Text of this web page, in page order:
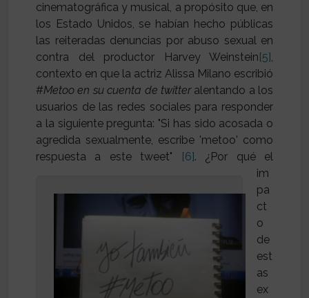
cinematográfica y musical, a propósito que, en
los Estado Unidos, se habían hecho públicas
las reiteradas denuncias por abuso sexual en
contra del productor Harvey Weinstein[5],
contexto en que la actriz Alissa Milano escribió
#Metoo en su cuenta de twitteralentando a los
usuarios de las redes sociales para responder
a la siguiente pregunta: "Si has sido acosada o
agredida sexualmente, escribe 'metoo' como
respuesta a este tweet"
[6]. ¿Por qué el
im
pa
ct
o
de
est
as
ex